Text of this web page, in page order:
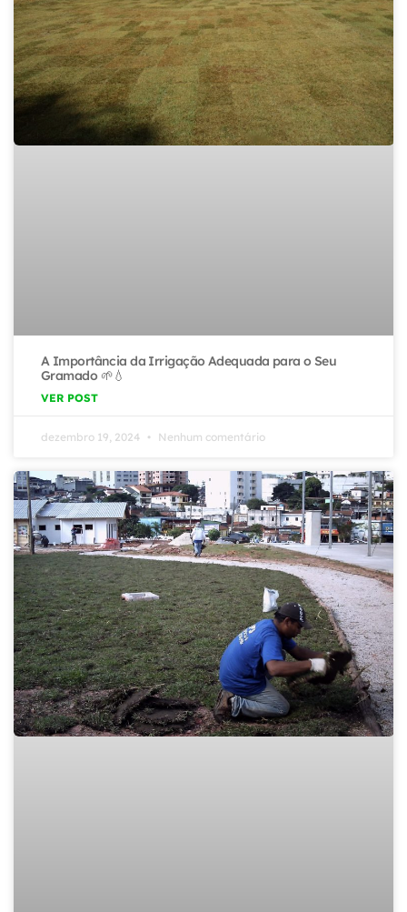
A Importância da Irrigação Adequada para o Seu
Gramado 🌱💧
VER POST
dezembro 19, 2024 Nenhum comentário